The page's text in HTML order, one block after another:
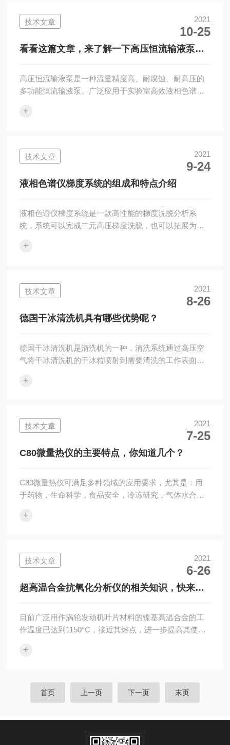
中小型氮气用户的欢迎。氮气发生器适用于纯度要求高
的用氮设备。基于碳分子筛对氧和氮的吸附速率不同，
碳分子筛优先吸附氧，而大部分氮富集在非吸附相中。
碳分子筛本身具有加压时氧气吸附量增加，减压时氧...
技术文章 2021
10-25
看看这篇文章，来了解一下高压恒流输液泵
高压恒流输液泵是一种流量精度高、耐腐蚀、耐高压的
多功能恒流输液泵。广泛应用于实验室高效液相色谱
质层析输液等诸多方面。输液泵采用特氟龙密封圈，柱
库，可自动补偿溶剂。与市场上价格较高的同类泵相
比，具有高性能、低价格的特点。高压恒流输液泵具有
自检、自动故障判断、内置高低压报警和保护功能；具
有柱塞杆自动回缩功能，更换密封圈方便；通过外部触
+
技术文章 2021
9-24
液相色谱仪梯度系统的组成和特点介绍
液相色谱仪梯度系统是一款高性能的梯度洗脱分析系
统，系统可以完成二元高压梯度洗脱，也可以拓展为制
泵，利用RS232通讯，即可实现梯度分析，便于用户自
常规需求。液相色谱仪梯度系统的组成：1、该液相色谱
系统为二元或四元高压梯度系统，采用两台/四台*独立的
高性能双柱塞高精度HPLC泵组成液流输送部分，配备新
一代高灵敏度可编程紫外可见液相色谱检测...
+
技术文章 2021
8-26
德国干冰清洗机具有哪些优势呢？
德国干冰清洗机是清洗机的一种，清洗系统通过高压空
气将干冰清洗机的干冰粒喷射到需要清洗的工作表面，
产生脱离。干冰清洗机前多数运用在模具清洗，汽车制
洗的一部分，所谓工业清洗就是物体表面受到物理、化
学或生物的作用而形成的污染层或覆盖层称作污垢，去
除这些污染物或覆盖层而使其恢复原表面状况的过程称
为清洗。工业清洗的方法有很多中，干冰清洗又有很
+
技术文章 2021
7-25
C80微量热仪的主要特点，你知道几个？
C80微量热仪可满足多种领域的应用要求，尤其是：用
于药物，生命科学，食品安全，冷冻研究，气体水合物
集，酶促反应，多糖得融合、凝胶化，凝胶等；并且可
卡尔维量热原理，更真实地反映样品的热性质，并提供
灵敏度、测试精度及准确度。2、等温及扫描工作模式，
优异的恒温稳定性。3、多种反应样品池，具备搅拌、定
量加样、流体循环、高压等功能，模拟固液...
+
技术文章 2021
6-26
超高温合金抗氧化分析仪的相关知识，快来看
目前广泛用作涡轮发动机叶片材料的镍基高温合金的工
作温度已达到1150°C，接近其熔点，进一步提高其使用
料，从而提高涡轮发动机进口温度，进而提高飞机发动
特别是Nb-Si基合金由于具有密度低、高温强度高等特
点，被认为是有希望代替镍基高温合金的新一代超高温
+
首页 上一页 下一页 末页